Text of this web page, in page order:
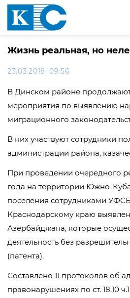
Жизнь реальная, но
23.03.2018, 09:56
В Динском районе
мероприятия по выявлению
миграционного
В них участвуют сотрудники
администрации района,
При проведении очередного
года на территории Южно-
поселения сотрудниками
Краснодарскому краю
Азербайджана, которые
деятельность без
(патента).
Составлено 11 протоколов об
правонарушениях по ст. 18.10